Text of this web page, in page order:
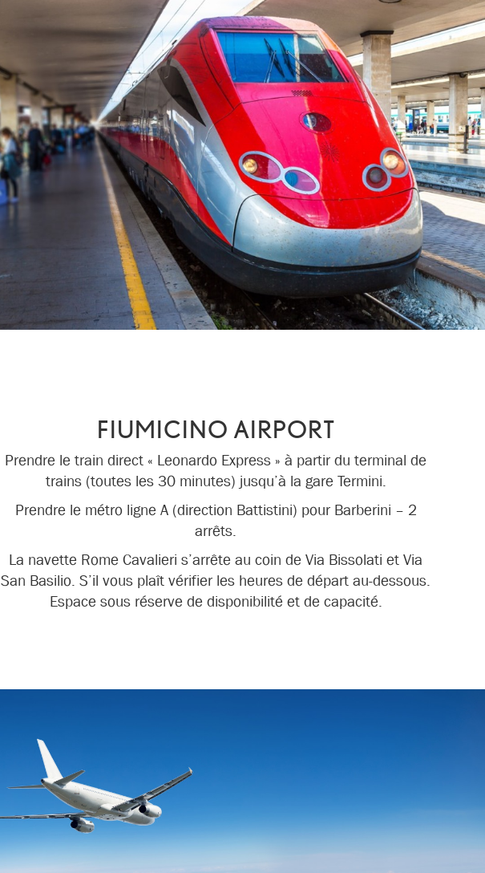
FIUMICINO AIRPORT
Prendre le train direct « Leonardo Express » à partir du terminal de
trains (toutes les 30 minutes) jusqu’à la gare Termini.
Prendre le métro ligne A (direction Battistini) pour Barberini – 2
arrêts.
La navette Rome Cavalieri s’arrête au coin de Via Bissolati et Via
San Basilio. S’il vous plaît vérifier les heures de départ au-dessous.
Espace sous réserve de disponibilité et de capacité.